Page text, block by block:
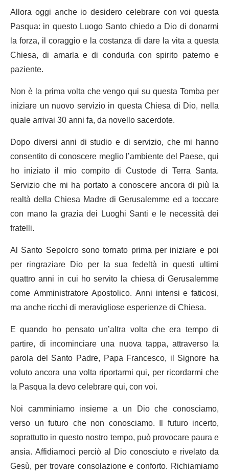
Allora oggi anche io desidero celebrare con voi questa
Pasqua: in questo Luogo Santo chiedo a Dio di donarmi
la forza, il coraggio e la costanza di dare la vita a questa
Chiesa, di amarla e di condurla con spirito paterno e
paziente.
Non è la prima volta che vengo qui su questa Tomba per
iniziare un nuovo servizio in questa Chiesa di Dio, nella
quale arrivai 30 anni fa, da novello sacerdote.
Dopo diversi anni di studio e di servizio, che mi hanno
consentito di conoscere meglio l’ambiente del Paese, qui
ho iniziato il mio compito di Custode di Terra Santa.
Servizio che mi ha portato a conoscere ancora di più la
realtà della Chiesa Madre di Gerusalemme ed a toccare
con mano la grazia dei Luoghi Santi e le necessità dei
fratelli.
Al Santo Sepolcro sono tornato prima per iniziare e poi
per ringraziare Dio per la sua fedeltà in questi ultimi
quattro anni in cui ho servito la chiesa di Gerusalemme
come Amministratore Apostolico. Anni intensi e faticosi,
ma anche ricchi di meravigliose esperienze di Chiesa.
E quando ho pensato un’altra volta che era tempo di
partire, di incominciare una nuova tappa, attraverso la
parola del Santo Padre, Papa Francesco, il Signore ha
voluto ancora una volta riportarmi qui, per ricordarmi che
la Pasqua la devo celebrare qui, con voi.
Noi camminiamo insieme a un Dio che conosciamo,
verso un futuro che non conosciamo. Il futuro incerto,
soprattutto in questo nostro tempo, può provocare paura e
ansia. Affidiamoci perciò al Dio conosciuto e rivelato da
Gesù, per trovare consolazione e conforto. Richiamiamo